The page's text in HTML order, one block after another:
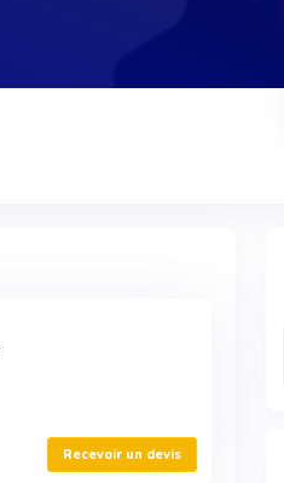
Recevoir un devis